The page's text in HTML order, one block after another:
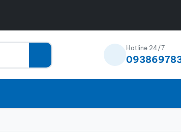
Hotline 24/7